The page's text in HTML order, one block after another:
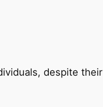
despite their